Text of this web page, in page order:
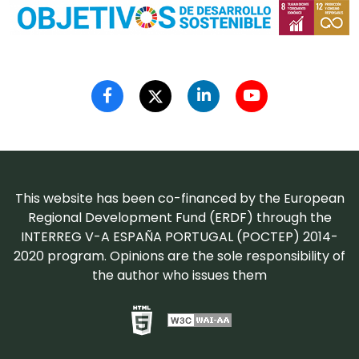
This website has been co-financed by the European
Regional Development Fund (ERDF) through the
INTERREG V-A ESPAÑA PORTUGAL (POCTEP) 2014-
2020 program. Opinions are the sole responsibility of
the author who issues them